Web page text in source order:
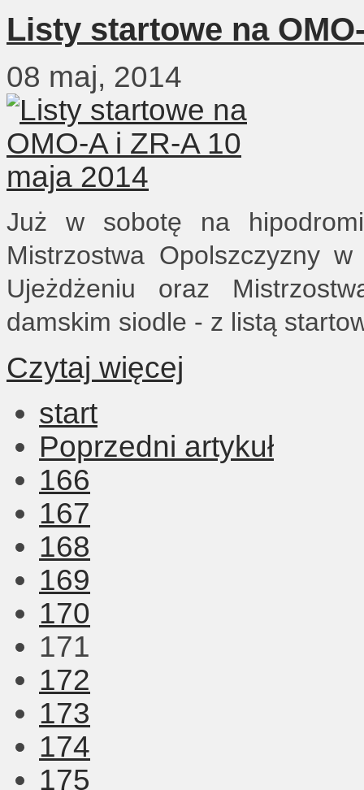
Listy startowe na
08 maj, 2014
Już w sobotę na
Mistrzostwa Opolszczyzny
Ujeżdżeniu oraz
damskim siodle - z listą
Czytaj więcej
start
Poprzedni artykuł
166
167
168
169
170
171
172
173
174
175